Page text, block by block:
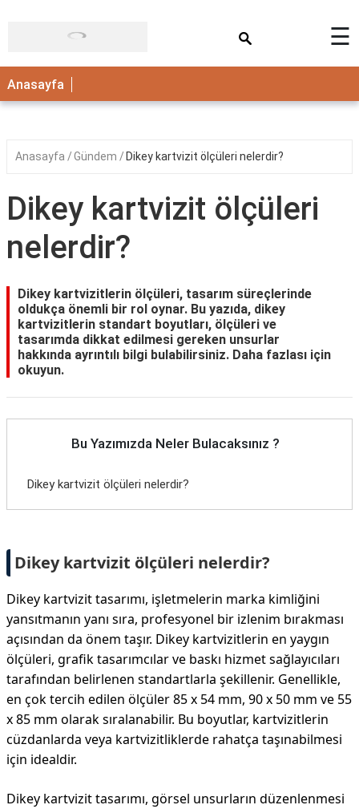
ANASAYFA
☰
Anasayfa
Anasayfa Gündem Dikey kartvizit ölçüleri nelerdir?
Dikey kartvizit ölçüleri
nelerdir?
Dikey kartvizitlerin ölçüleri, tasarım süreçlerinde
oldukça önemli bir rol oynar. Bu yazıda, dikey
kartvizitlerin standart boyutları, ölçüleri ve
tasarımda dikkat edilmesi gereken unsurlar
hakkında ayrıntılı bilgi bulabilirsiniz. Daha fazlası için
okuyun.
Bu Yazımızda Neler Bulacaksınız ?
Dikey kartvizit ölçüleri nelerdir?
Dikey kartvizit ölçüleri nelerdir?
Dikey kartvizit tasarımı, işletmelerin marka kimliğini
yansıtmanın yanı sıra, profesyonel bir izlenim bırakması
açısından da önem taşır. Dikey kartvizitlerin en yaygın
ölçüleri, grafik tasarımcılar ve baskı hizmet sağlayıcıları
tarafından belirlenen standartlarla şekillenir. Genellikle,
en çok tercih edilen ölçüler 85 x 54 mm, 90 x 50 mm ve 55
x 85 mm olarak sıralanabilir. Bu boyutlar, kartvizitlerin
cüzdanlarda veya kartvizitliklerde rahatça taşınabilmesi
için idealdir.
Dikey kartvizit tasarımı, görsel unsurların düzenlenmesi